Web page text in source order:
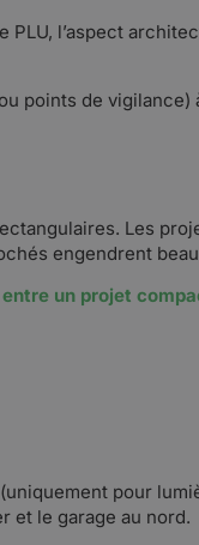
l’aspect
points de vigilance)
Les
engendrent
un projet
pour
et le garage au nord.